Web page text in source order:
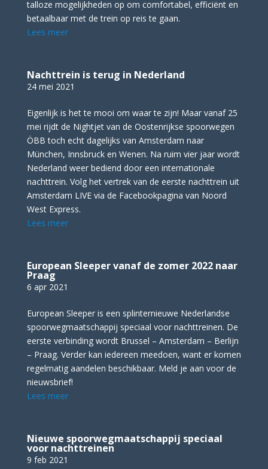
talloze mogelijkheden op om comfortabel, efficiënt en
betaalbaar met de trein op reis te gaan.
Lees meer
Nachttrein is terug in Nederland
24 mei 2021
Eigenlijk is het te mooi om waar te zijn! Maar vanaf 25
mei rijdt de Nightjet van de Oostenrijkse spoorwegen
ÖBB toch echt dagelijks van Amsterdam naar
München, Innsbruck en Wenen. Na ruim vier jaar wordt
Nederland weer bediend door een internationale
nachttrein. Volg het vertrek van de eerste nachttrein uit
Amsterdam LIVE via de Facebookpagina van Noord
West Express.
Lees meer
European Sleeper vanaf de zomer 2022 naar
Praag
6 apr 2021
European Sleeper is een splinternieuwe Nederlandse
spoorwegmaatschappij speciaal voor nachttreinen. De
eerste verbinding wordt Brussel – Amsterdam – Berlijn
– Praag. Verder kan iedereen meedoen, want er komen
regelmatig aandelen beschikbaar. Meld je aan voor de
nieuwsbrief!
Lees meer
Nieuwe spoorwegmaatschappij speciaal
voor nachttreinen
9 feb 2021